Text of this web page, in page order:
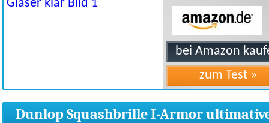
Dunlop Squashbrille I-Armor